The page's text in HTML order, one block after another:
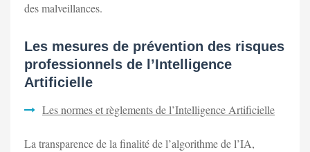
des malveillances.
Les mesures de prévention des risques
professionnels de l’Intelligence
Artificielle
Les normes et règlements de l’Intelligence Artificielle
La transparence de la finalité de l’algorithme de l’IA,